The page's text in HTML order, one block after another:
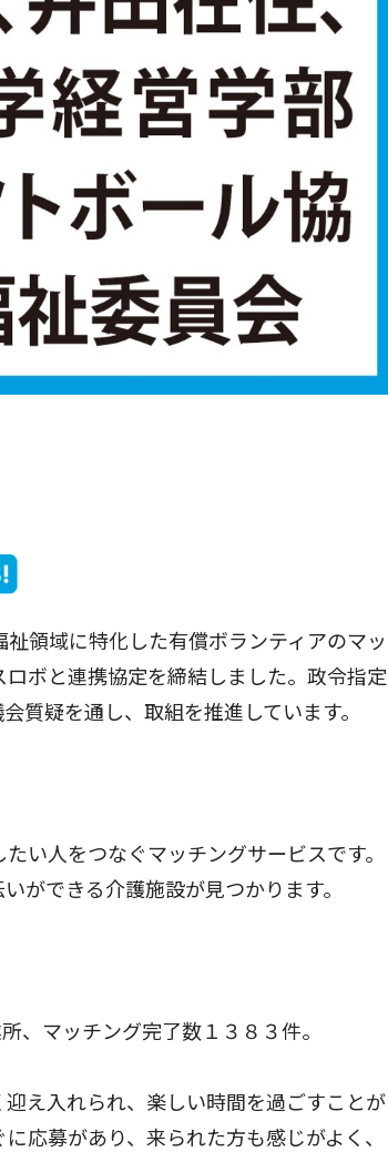
領域に特化した有償ボランティアのマッ
ボと連携協定を締結しました。政令指定
質疑を通し、取組を推進しています。
い人をつなぐマッチングサービスです。
ができる介護施設が見つかります。
、マッチング完了数１３８３件。
え入れられ、楽しい時間を過ごすことが
応募があり、来られた方も感じがよく、